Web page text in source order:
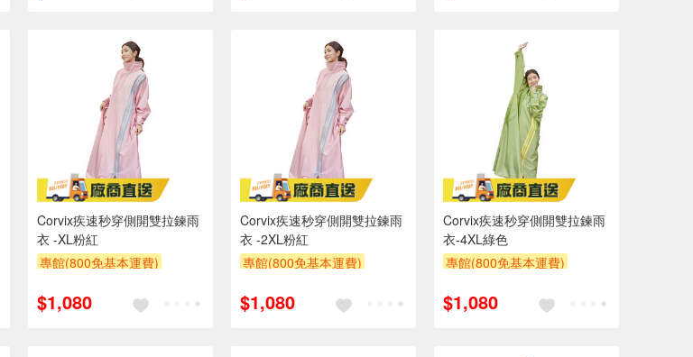
Corvix疾速秒穿側開雙拉鍊雨
衣 -XL粉紅
專館(800免基本運費)
$1,080
Corvix疾速秒穿側開雙拉鍊雨
衣 -2XL粉紅
專館(800免基本運費)
$1,080
Corvix疾速秒穿側開雙拉鍊雨
衣-4XL綠色
專館(800免基本運費)
$1,080